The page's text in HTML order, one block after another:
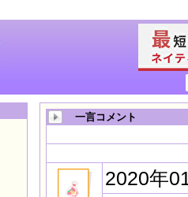
一言コメント
2020年